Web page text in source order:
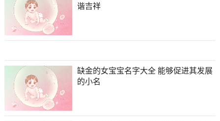
谐吉祥
缺金的女宝宝名字大全 能够促进其发展
的小名